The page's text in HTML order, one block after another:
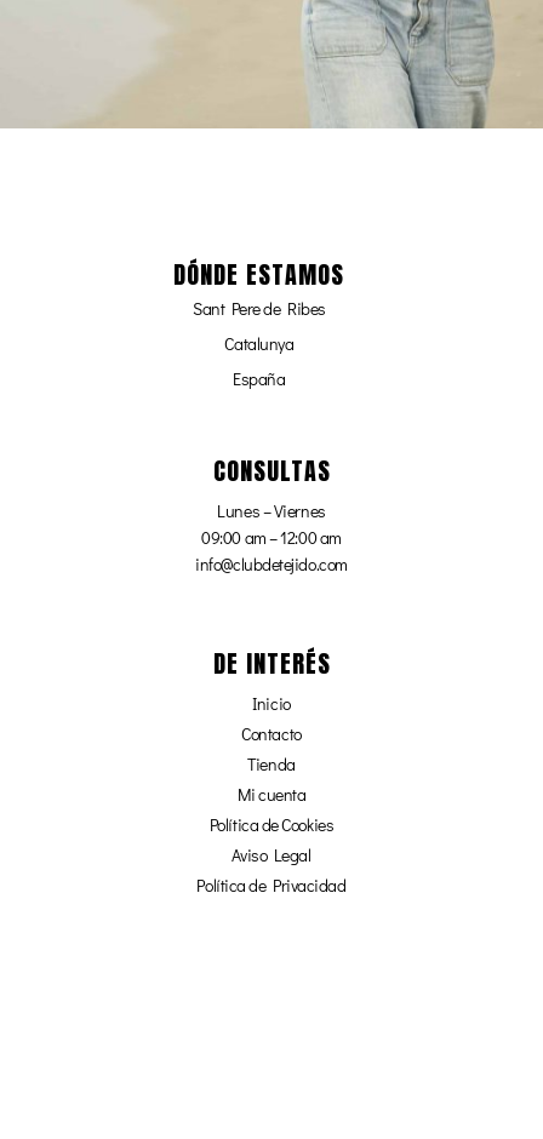
DÓNDE ESTAMOS
Sant Pere de Ribes
Catalunya
España
CONSULTAS
Lunes – Viernes
09:00 am – 12:00 am
info@clubdetejido.com
DE INTERÉS
Inicio
Contacto
Tienda
Mi cuenta
Política de Cookies
Aviso Legal
Política de Privacidad